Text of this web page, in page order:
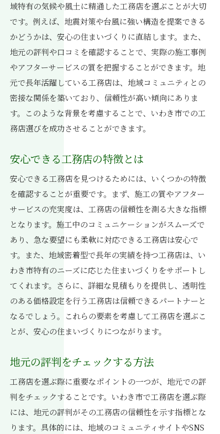
域特有の気候や風土に精通した工務店を選ぶことが大切
です。例えば、地震対策や台風に強い構造を提案できる
かどうかは、安心の住まいづくりに直結します。また、
地元の評判や口コミを確認することで、実際の施工事例
やアフターサービスの質を把握することができます。地
元で長年活躍している工務店は、地域コミュニティとの
密接な関係を築いており、信頼性が高い傾向にありま
す。このような背景を考慮することで、いわき市での工
務店選びを成功させることができます。
安心できる工務店の特徴とは
安心できる工務店を見つけるためには、いくつかの特徴
を確認することが重要です。まず、施工の質やアフター
サービスの充実度は、工務店の信頼性を測る大きな指標
となります。施工中のコミュニケーションがスムーズで
あり、急な要望にも柔軟に対応できる工務店は安心で
す。また、地域密着型で長年の実績を持つ工務店は、い
わき市特有のニーズに応じた住まいづくりをサポートし
てくれます。さらに、詳細な見積もりを提供し、透明性
のある価格設定を行う工務店は信頼できるパートナーと
なるでしょう。これらの要素を考慮して工務店を選ぶこ
とが、安心の住まいづくりにつながります。
地元の評判をチェックする方法
工務店を選ぶ際に重要なポイントの一つが、地元での評
判をチェックすることです。いわき市で工務店を選ぶ際
には、地元の評判がその工務店の信頼性を示す指標とな
ります。具体的には、地域のコミュニティサイトやSNS